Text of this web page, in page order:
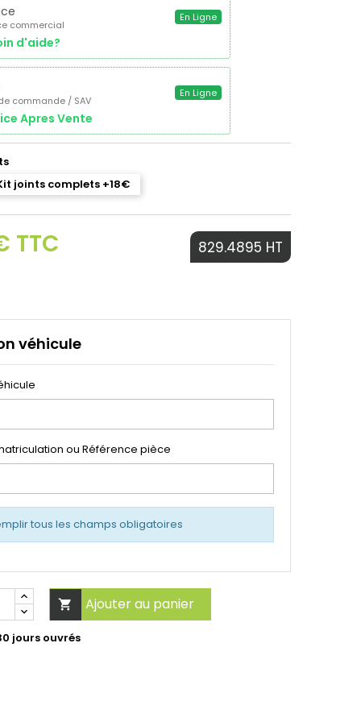
commercial
d'aide?
En Ligne
commande / SAV
Apres Vente
En Ligne
joints complets +18€
TTC 829.4895 HT
véhicule
ou Référence pièce
tous les champs obligatoires
 Ajouter au panier
jours ouvrés